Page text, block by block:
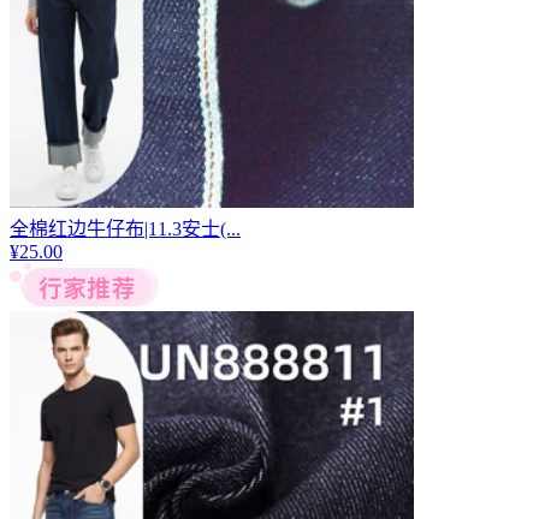
全棉红边牛仔布|11.3安士(...
¥25.00